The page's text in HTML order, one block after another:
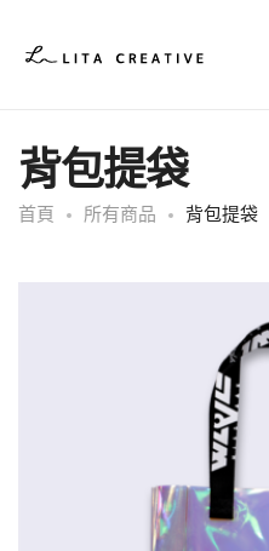
背包提袋
首頁 所有商品 背包提袋